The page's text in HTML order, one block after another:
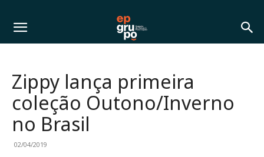
Zippy lança primeira
coleção Outono/Inverno
no Brasil
02/04/2019